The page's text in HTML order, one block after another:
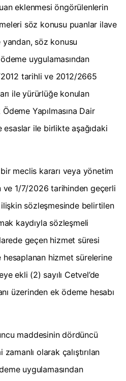
eklenmesi öngörülenlerin
söz konusu puanlar ilave
söz konusu
uygulamasından
2012 tarihli ve 2012/2665
ile yürürlüğe konulan
Yapılmasına Dair
esaslar ile birlikte aşağıdaki
meclis kararı veya yönetim
ve 1/7/2026 tarihinden geçerli
sözleşmesinde belirtilen
kaydıyla sözleşmeli
geçen hizmet süresi
hizmet sürelerine
ekli (2) sayılı Cetvel’de
üzerinden ek ödeme hesabı
maddesinin dördüncü
olarak çalıştırılan
uygulamasından